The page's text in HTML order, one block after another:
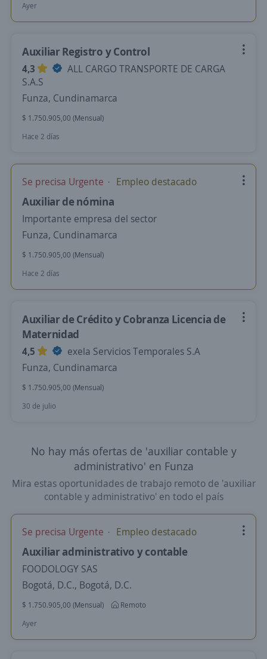
Ayer
Auxiliar Registro y Control
4,3
ALL CARGO TRANSPORTE DE CARGA
S.A.S
Funza, Cundinamarca
$ 1.750.905,00 (Mensual)
Hace 2 días
Se precisa Urgente Empleo destacado
Auxiliar de nómina
Importante empresa del sector
Funza, Cundinamarca
$ 1.750.905,00 (Mensual)
Hace 2 días
Auxiliar de Crédito y Cobranza Licencia de
Maternidad
4,5
exela Servicios Temporales S.A
Funza, Cundinamarca
$ 1.750.905,00 (Mensual)
30 de julio
No hay más ofertas de 'auxiliar contable y
administrativo' en Funza
Mira estas oportunidades de trabajo remoto de 'auxiliar
contable y administrativo' en todo el país
Se precisa Urgente Empleo destacado
Auxiliar administrativo y contable
FOODOLOGY SAS
Bogotá, D.C., Bogotá, D.C.
$ 1.750.905,00 (Mensual)
Remoto
Ayer